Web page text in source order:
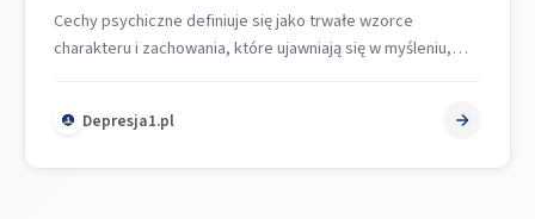
Cechy psychiczne definiuje się jako trwałe wzorce
charakteru i zachowania, które ujawniają się w myśleniu,
Depresja1.pl